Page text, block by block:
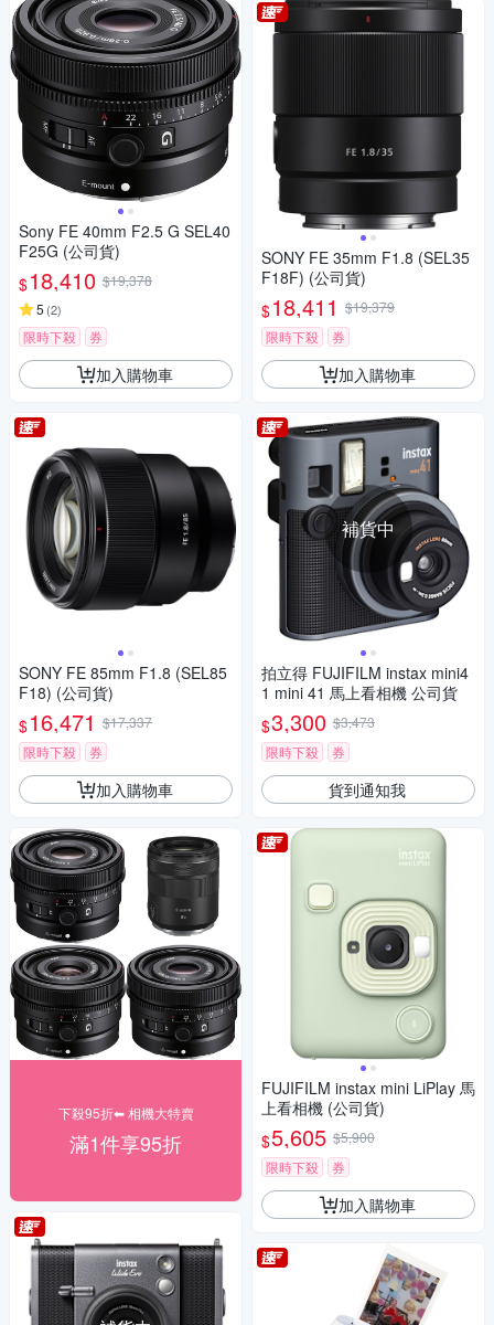
Sony FE 40mm F2.5 G SEL40
F25G (公司貨)
$18,410 $19,378
5 (2)
限時下殺 券
加入購物車
SONY FE 85mm F1.8 (SEL85
F18) (公司貨)
$16,471 $17,337
限時下殺
券
加入購物車
下殺95折⬅︎ 相機大特賣
滿1件享95折
SONY FE 35mm F1.8 (SEL35
F18F) (公司貨)
$18,411 $19,379
限時下殺
券
加入購物車
補貨中
拍立得 FUJIFILM instax mini4
1 mini 41 馬上看相機 公司貨
$3,300 $3,473
限時下殺
券
貨到通知我
FUJIFILM instax mini LiPlay 馬
上看相機 (公司貨)
$5,605 $5,900
限時下殺
券
加入購物車